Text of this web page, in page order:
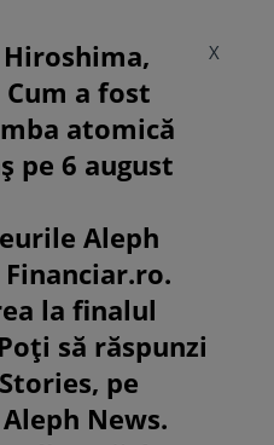
X
a fost
atomică
pe 6 august
Aleph
la finalul
să răspunzi
pe
News.